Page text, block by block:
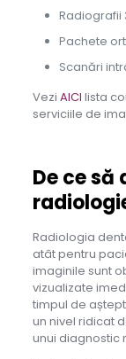
Radiografii
Pachete
Scanări
Vezi AICI lista
serviciile de
De ce să
Radiologia
atât pentru
imaginile sunt
vizualizate
timpul de
un nivel ridicat
unui diagnostic